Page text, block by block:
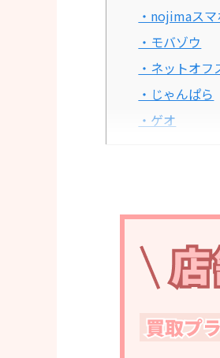
・nojimaス
・モバゾウ
・ネットオ
・じゃんぱら
・ゲオ
・iPhone買
アメモバ買取
・アメモバ買
・アメモバ
・モバック